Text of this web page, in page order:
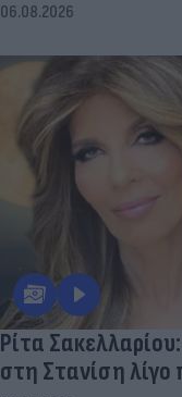
06.08.2026
Ρίτα
στη Στανίση